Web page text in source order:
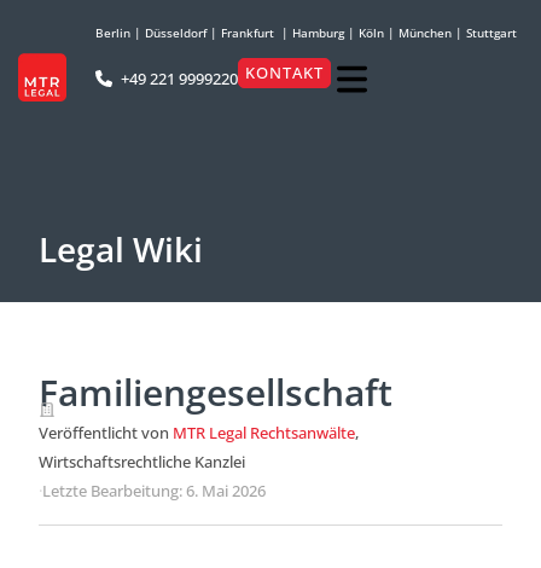
Berlin | Düsseldorf| Frankfurt | Hamburg| Köln | München | Stuttgart
+49 221 9999220 KONTAKT
Legal Wiki
Familiengesellschaft
Veröffentlicht von MTR Legal Rechtsanwälte,
Wirtschaftsrechtliche Kanzlei
·Letzte Bearbeitung: 6. Mai 2026